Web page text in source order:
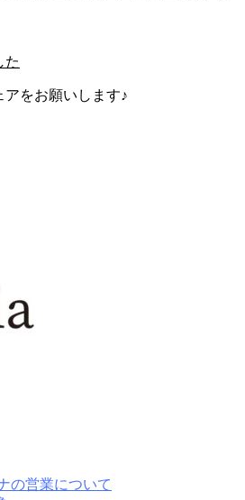
た
アをお願いします♪
の営業について